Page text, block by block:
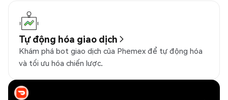
Tự động hóa giao dịch
Khám phá bot giao dịch của Phemex để tự động hóa
và tối ưu hóa chiến lược.